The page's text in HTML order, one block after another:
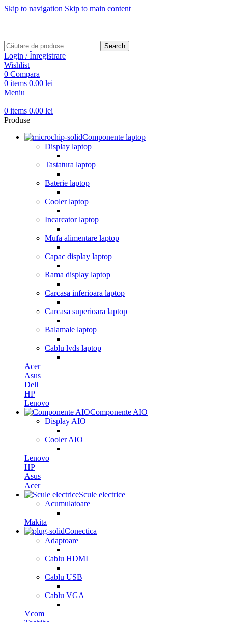
Skip to navigation Skip to main content
Search
Login / Înregistrare
Wishlist
0 Compara
0 items 0.00 lei
Meniu
0 items 0.00 lei
Produse
Componente laptop
Display laptop
Tastatura laptop
Baterie laptop
Cooler laptop
Incarcator laptop
Mufa alimentare laptop
Capac display laptop
Rama display laptop
Carcasa inferioara laptop
Carcasa superioara laptop
Balamale laptop
Cablu lvds laptop
Acer
Asus
Dell
HP
Lenovo
Componente AIO
Display AIO
Cooler AIO
Lenovo
HP
Asus
Acer
Scule electrice
Acumulatoare
Makita
Conectica
Adaptoare
Cablu HDMI
Cablu USB
Cablu VGA
Vcom